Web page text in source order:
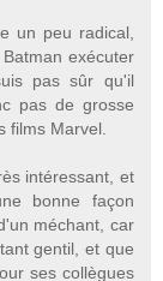
un peu radical,
exécuter
pas sûr qu'il
pas de grosse
films Marvel.
intéressant, et
bonne façon
méchant, car
gentil, et que
ses collègues